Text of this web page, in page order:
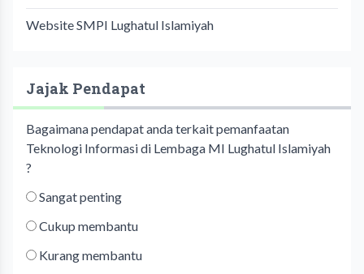
Website SMPI Lughatul Islamiyah
Jajak Pendapat
Bagaimana pendapat anda terkait pemanfaatan
Teknologi Informasi di Lembaga MI Lughatul Islamiyah
?
Sangat penting
Cukup membantu
Kurang membantu